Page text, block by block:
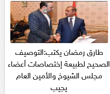
طارق رمضان يكتب:التوصيف
الصحيح لطبيعة إختصاصات أعضاء
مجلس الشيوخ والأمين العام
يجيب